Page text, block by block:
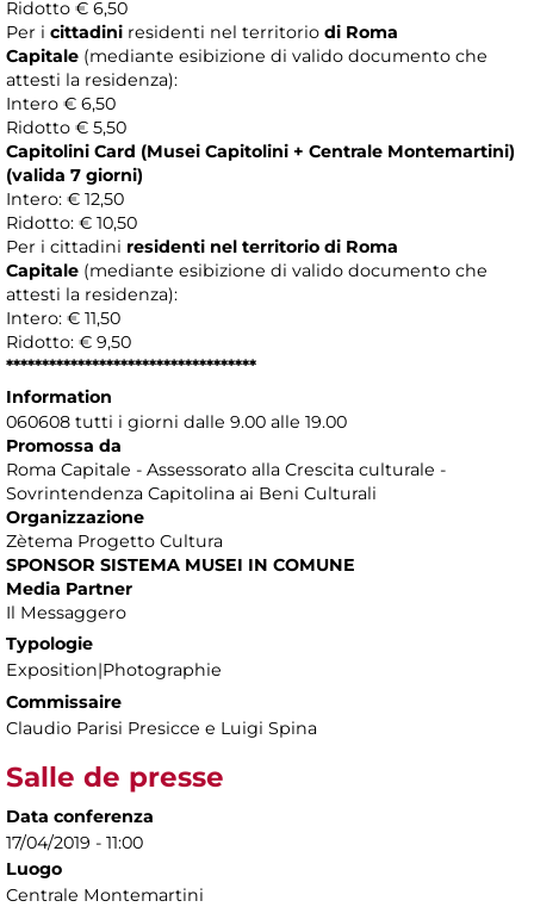
Ridotto € 6,50
Per i cittadini residenti nel territorio di Roma
Capitale (mediante esibizione di valido documento che
attesti la residenza):
Intero € 6,50
Ridotto € 5,50
Capitolini Card (Musei Capitolini + Centrale Montemartini)
(valida 7 giorni)
Intero: € 12,50
Ridotto: € 10,50
Per i cittadini residenti nel territorio di Roma
Capitale (mediante esibizione di valido documento che
attesti la residenza):
Intero: € 11,50
Ridotto: € 9,50
***********************************
Information
060608 tutti i giorni dalle 9.00 alle 19.00
Promossa da
Roma Capitale - Assessorato alla Crescita culturale -
Sovrintendenza Capitolina ai Beni Culturali
Organizzazione
Zètema Progetto Cultura
SPONSOR SISTEMA MUSEI IN COMUNE
Media Partner
Il Messaggero
Typologie
Exposition|Photographie
Commissaire
Claudio Parisi Presicce e Luigi Spina
Salle de presse
Data conferenza
17/04/2019 - 11:00
Luogo
Centrale Montemartini